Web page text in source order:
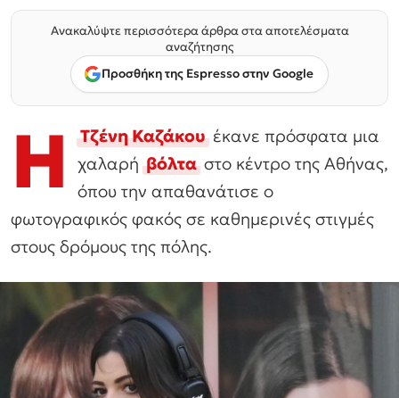
Ανακαλύψτε περισσότερα άρθρα στα αποτελέσματα
αναζήτησης
Προσθήκη της Espresso στην Google
Η Τζένη Καζάκουέκανε πρόσφατα μια
χαλαρήβόλταστο κέντρο της Αθήνας,
όπου την απαθανάτισε ο
φωτογραφικός φακός σε καθημερινές στιγμές
στους δρόμους της πόλης.